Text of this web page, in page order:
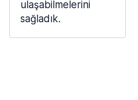
ulaşabilmelerini
sağladık.